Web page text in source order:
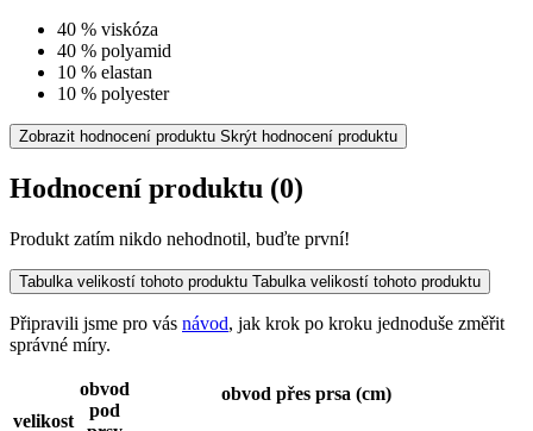
40 % viskóza
40 % polyamid
10 % elastan
10 % polyester
Zobrazit hodnocení produktu Skrýt hodnocení produktu
Hodnocení produktu (0)
Produkt zatím nikdo nehodnotil, buďte první!
Tabulka velikostí tohoto produktu Tabulka velikostí tohoto produktu
Připravili jsme pro vás návod, jak krok po kroku jednoduše změřit
správné míry.
velikost
obvod
pod
obvod přes prsa (cm)